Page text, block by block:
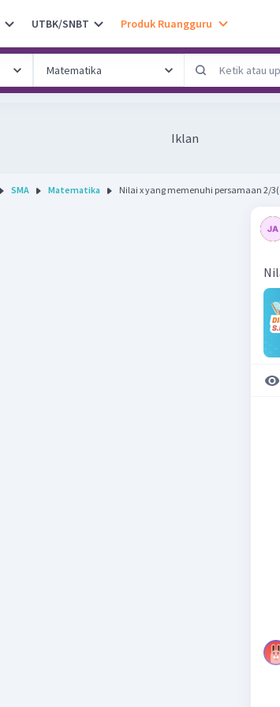
UTBK/SNBT Produk Ruangguru
Iklan
SMA Matematika Nilai x yang memenuhi persamaan 2/